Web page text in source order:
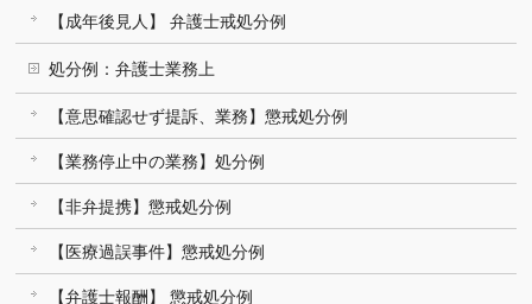
【成年後見人】 弁護士戒処分例
処分例：弁護士業務上
【意思確認せず提訴、業務】懲戒処分例
【業務停止中の業務】処分例
【非弁提携】懲戒処分例
【医療過誤事件】懲戒処分例
【弁護士報酬】 懲戒処分例